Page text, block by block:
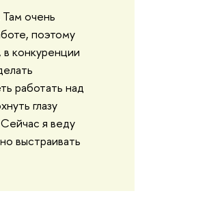
очень
поэтому
конкуренции
работать над
глазу
я веду
выстраивать